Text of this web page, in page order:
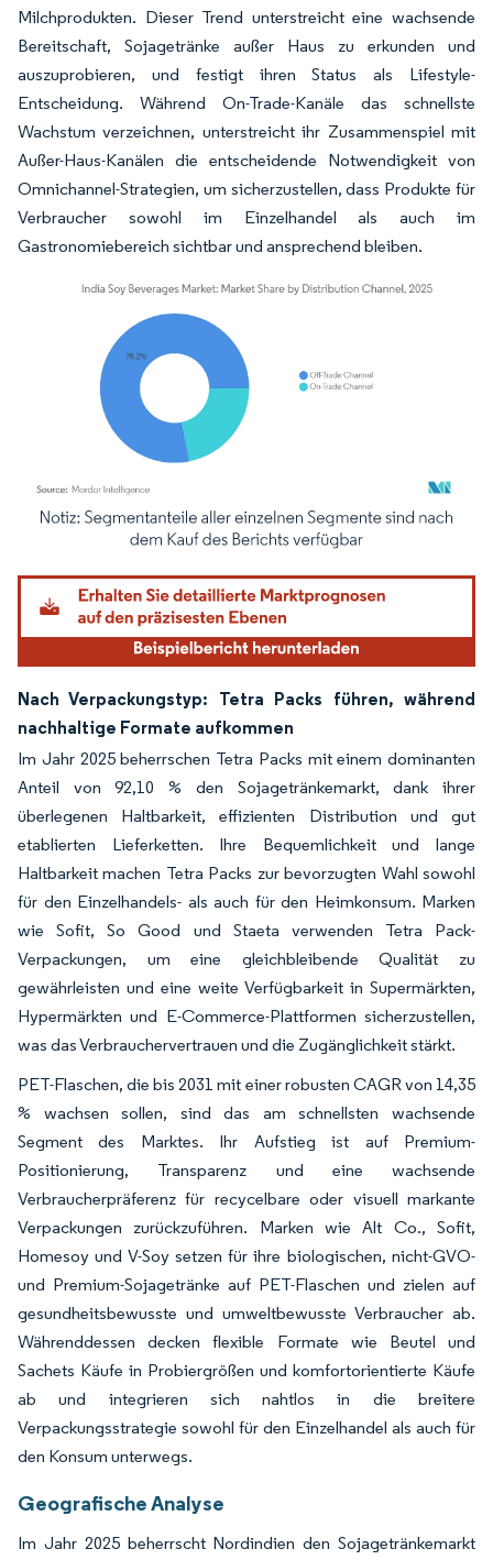
Milchprodukten. Dieser Trend unterstreicht eine wachsende
Bereitschaft, Sojagetränke außer Haus zu erkunden und
auszuprobieren, und festigt ihren Status als Lifestyle-
Entscheidung. Während On-Trade-Kanäle das schnellste
Wachstum verzeichnen, unterstreicht ihr Zusammenspiel mit
Außer-Haus-Kanälen die entscheidende Notwendigkeit von
Omnichannel-Strategien, um sicherzustellen, dass Produkte für
Verbraucher sowohl im Einzelhandel als auch im
Gastronomiebereich sichtbar und ansprechend bleiben.
Bild © Mordor Intelligence. Wiederverwendung erfordert Namensnennung
Nach Verpackungstyp: Tetra Packs führen, während
nachhaltige Formate aufkommen
Im Jahr 2025 beherrschen Tetra Packs mit einem dominanten
Anteil von 92,10 % den Sojagetränkemarkt, dank ihrer
überlegenen Haltbarkeit, effizienten Distribution und gut
etablierten Lieferketten. Ihre Bequemlichkeit und lange
Haltbarkeit machen Tetra Packs zur bevorzugten Wahl sowohl
für den Einzelhandels- als auch für den Heimkonsum. Marken
wie Sofit, So Good und Staeta verwenden Tetra Pack-
Verpackungen, um eine gleichbleibende Qualität zu
gewährleisten und eine weite Verfügbarkeit in Supermärkten,
Hypermärkten und E-Commerce-Plattformen sicherzustellen,
was das Verbrauchervertrauen und die Zugänglichkeit stärkt.
PET-Flaschen, die bis 2031 mit einer robusten CAGR von 14,35
% wachsen sollen, sind das am schnellsten wachsende
Segment des Marktes. Ihr Aufstieg ist auf Premium-
Positionierung, Transparenz und eine wachsende
Verbraucherpräferenz für recycelbare oder visuell markante
Verpackungen zurückzuführen. Marken wie Alt Co., Sofit,
Homesoy und V-Soy setzen für ihre biologischen, nicht-GVO-
und Premium-Sojagetränke auf PET-Flaschen und zielen auf
gesundheitsbewusste und umweltbewusste Verbraucher ab.
Währenddessen decken flexible Formate wie Beutel und
Sachets Käufe in Probiergrößen und komfortorientierte Käufe
ab und integrieren sich nahtlos in die breitere
Verpackungsstrategie sowohl für den Einzelhandel als auch für
den Konsum unterwegs.
Geografische Analyse
Im Jahr 2025 beherrscht Nordindien den Sojagetränkemarkt